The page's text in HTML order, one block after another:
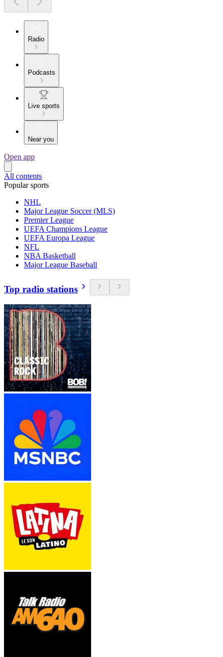
Radio
Podcasts
Live sports
Near you
Open app
All contents
Popular sports
NHL
Major League Soccer (MLS)
Premier League
UEFA Champions League
UEFA Europa League
NFL
NBA Basketball
Major League Baseball
Top radio stations